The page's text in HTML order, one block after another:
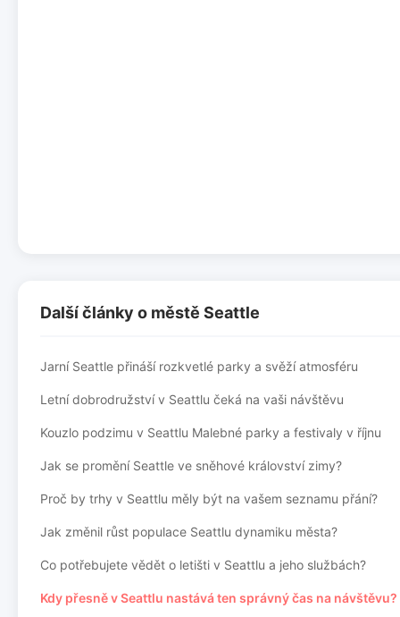
Další články o městě Seattle
Jarní Seattle přináší rozkvetlé parky a svěží atmosféru
Letní dobrodružství v Seattlu čeká na vaši návštěvu
Kouzlo podzimu v Seattlu Malebné parky a festivaly v říjnu
Jak se promění Seattle ve sněhové království zimy?
Proč by trhy v Seattlu měly být na vašem seznamu přání?
Jak změnil růst populace Seattlu dynamiku města?
Co potřebujete vědět o letišti v Seattlu a jeho službách?
Kdy přesně v Seattlu nastává ten správný čas na návštěvu?